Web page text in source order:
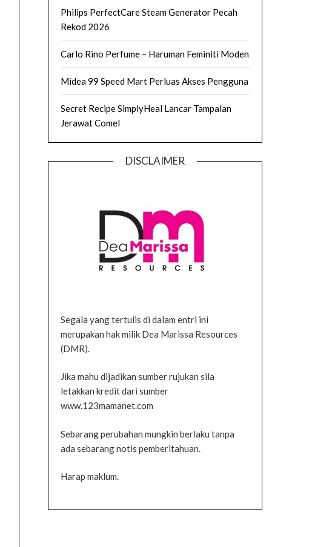
Philips PerfectCare Steam Generator Pecah
Rekod 2026
Carlo Rino Perfume – Haruman Feminiti Moden
Midea 99 Speed Mart Perluas Akses Pengguna
Secret Recipe SimplyHeal Lancar Tampalan
Jerawat Comel
DISCLAIMER
Segala yang tertulis di dalam entri ini
merupakan hak milik Dea Marissa Resources
(DMR).
Jika mahu dijadikan sumber rujukan sila
letakkan kredit dari sumber
www.123mamanet.com
Sebarang perubahan mungkin berlaku tanpa
ada sebarang notis pemberitahuan.
Harap maklum.